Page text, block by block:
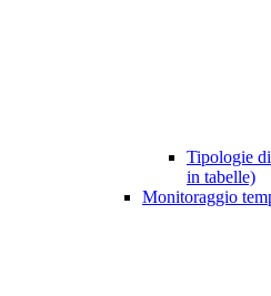
Tipologie
in tabelle)
Monitoraggio